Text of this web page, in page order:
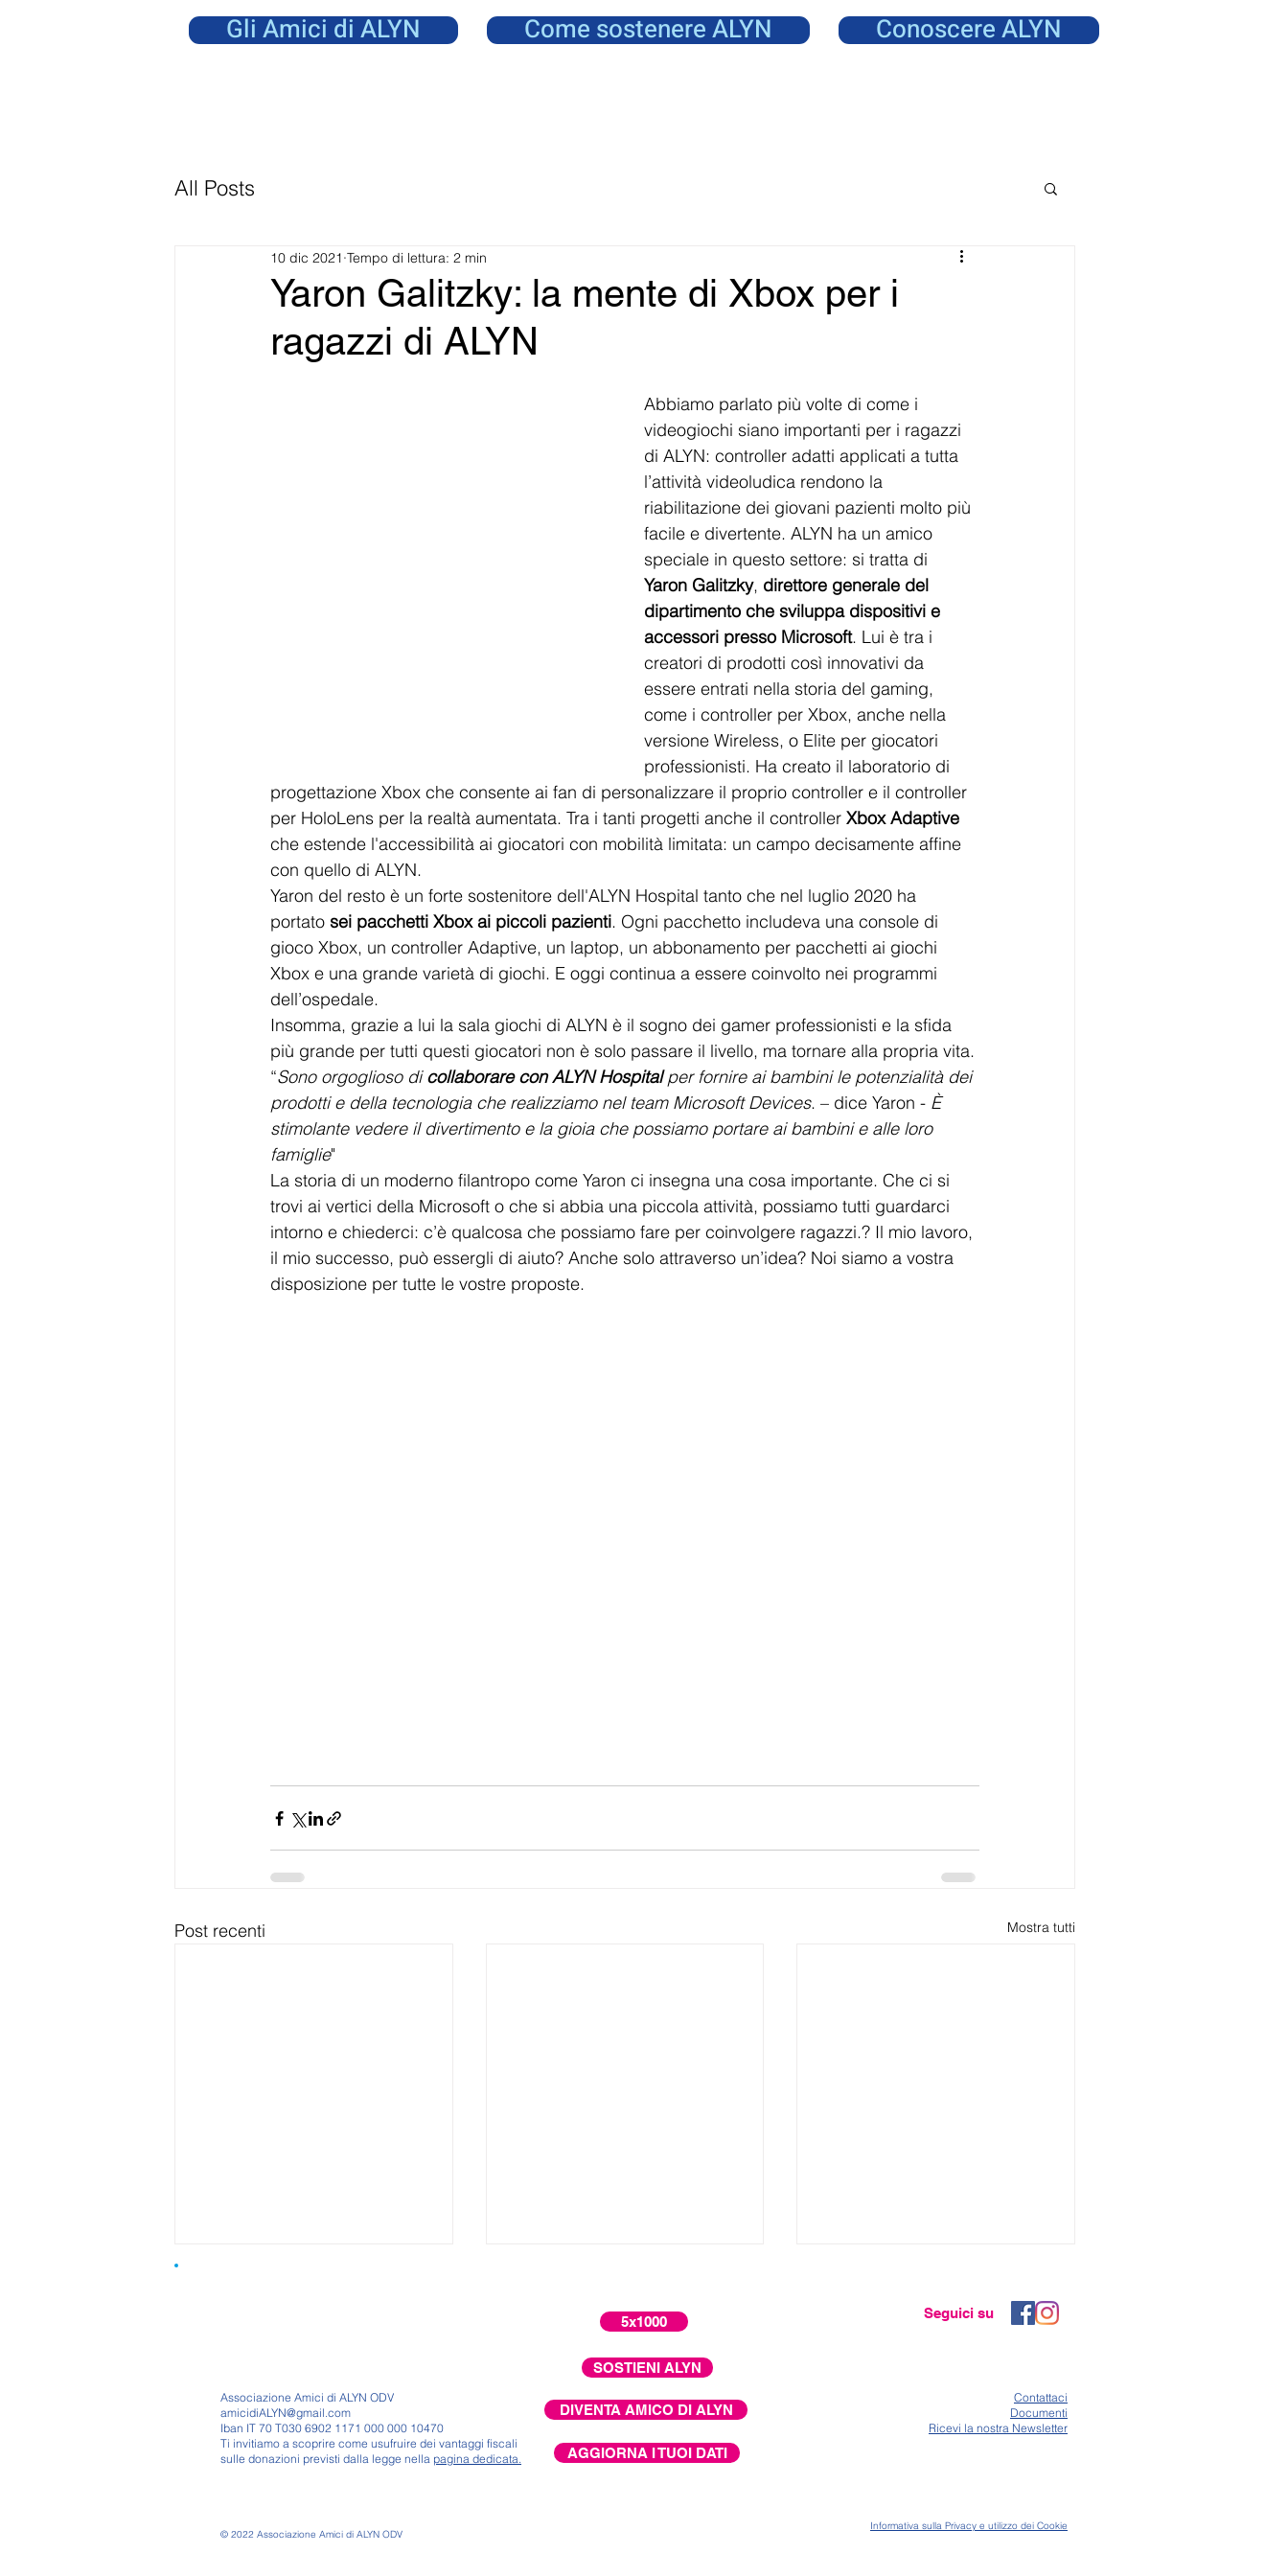
Gli Amici di ALYN Come sostenere ALYN Conoscere ALYN
All Posts
Yaron Galitzky: la mente di Xbox per i
ragazzi di ALYN
10 dic 2021 Tempo di lettura: 2 min
Abbiamo parlato più volte di come i
videogiochi siano importanti per i ragazzi
di ALYN: controller adatti applicati a tutta
l’attività videoludica rendono la
riabilitazione dei giovani pazienti molto più
facile e divertente. ALYN ha un amico
speciale in questo settore: si tratta di
Yaron Galitzky, direttore generale del
dipartimento che sviluppa dispositivi e
accessori presso Microsoft. Lui è tra i
creatori di prodotti così innovativi da
essere entrati nella storia del gaming,
come i controller per Xbox, anche nella
versione Wireless, o Elite per giocatori
professionisti. Ha creato il laboratorio di
progettazione Xbox che consente ai fan di personalizzare il proprio controller e il controller
per HoloLens per la realtà aumentata. Tra i tanti progetti anche il controller Xbox Adaptive
che estende l'accessibilità ai giocatori con mobilità limitata: un campo decisamente affine
con quello di ALYN.
Yaron del resto è un forte sostenitore dell'ALYN Hospital tanto che nel luglio 2020 ha
portato sei pacchetti Xbox ai piccoli pazienti. Ogni pacchetto includeva una console di
gioco Xbox, un controller Adaptive, un laptop, un abbonamento per pacchetti ai giochi
Xbox e una grande varietà di giochi. E oggi continua a essere coinvolto nei programmi
dell’ospedale.
Insomma, grazie a lui la sala giochi di ALYN è il sogno dei gamer professionisti e la sfida
più grande per tutti questi giocatori non è solo passare il livello, ma tornare alla propria vita.
“Sono orgoglioso di collaborare con ALYN Hospital per fornire ai bambini le potenzialità dei
prodotti e della tecnologia che realizziamo nel team Microsoft Devices. – dice Yaron - È
stimolante vedere il divertimento e la gioia che possiamo portare ai bambini e alle loro
famiglie"
La storia di un moderno filantropo come Yaron ci insegna una cosa importante. Che ci si
trovi ai vertici della Microsoft o che si abbia una piccola attività, possiamo tutti guardarci
intorno e chiederci: c’è qualcosa che possiamo fare per coinvolgere ragazzi.? Il mio lavoro,
il mio successo, può essergli di aiuto? Anche solo attraverso un’idea? Noi siamo a vostra
disposizione per tutte le vostre proposte.
Post recenti Mostra tutti
Maya: dopo ogni traguardo
c’è un’altra sfida
La scelta di Moshe
Pensavo di sapere dove
5x1000
Seguici su
SOSTIENI ALYN
Associazione Amici di ALYN ODV
amicidiALYN@gmail.com
Iban IT 70 T030 6902 1171 000 000 10470
Ti invitiamo a scoprire come usufruire dei vantaggi fiscali
sulle donazioni previsti dalla legge nella pagina dedicata.
DIVENTA AMICO DI ALYN
Contattaci
Documenti
Ricevi la nostra Newsletter
AGGIORNA I TUOI DATI
© 2022 Associazione Amici di ALYN ODV
Informativa sulla Privacy e utilizzo dei Cookie